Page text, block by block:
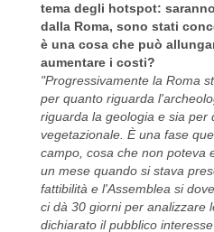
tema degli hotspot:
dalla Roma, sono stati
è una cosa che può
aumentare i costi?
"Progressivamente la Roma
per quanto riguarda
riguarda la geologia e sia per
vegetazionale. È una fase
campo, cosa che non poteva
un mese quando si stava
fattibilità e l'Assemblea si
ci dà 30 giorni per analizzare
dichiarato il pubblico